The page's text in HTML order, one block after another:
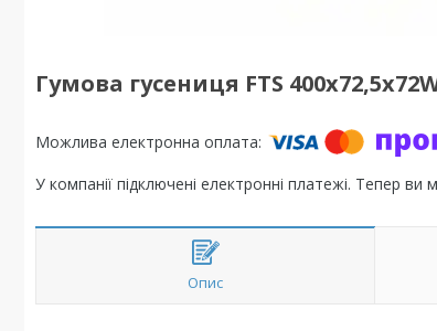
Гумова гусениця FTS
У компанії підключені електронні платежі. Тепер
Опис